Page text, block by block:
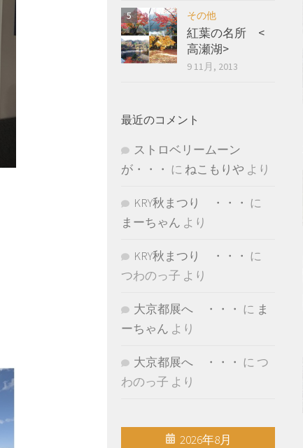
その他
紅葉の名所 <
高瀬湖>
9 11月, 2013
最近のコメント
ストロベリームーン
が・・・ に ねこもりや より
KRY秋まつり ・・・ に
まーちゃん より
KRY秋まつり ・・・ に
つわのっ子 より
大京都展へ ・・・ に ま
ーちゃん より
大京都展へ ・・・ に つ
わのっ子 より
2026年8月